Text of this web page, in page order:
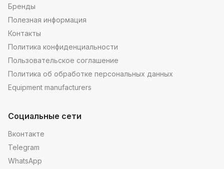
Бренды
Полезная информация
Контакты
Политика конфиденциальности
Пользовательское соглашение
Политика об обработке персональных данных
Equipment manufacturers
Социальные сети
Вконтакте
Telegram
WhatsApp